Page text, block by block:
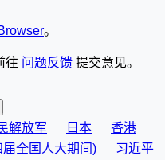
。
往 问题反馈 提交意见。
解放军 日本
香港
全国人大期间)
习近平